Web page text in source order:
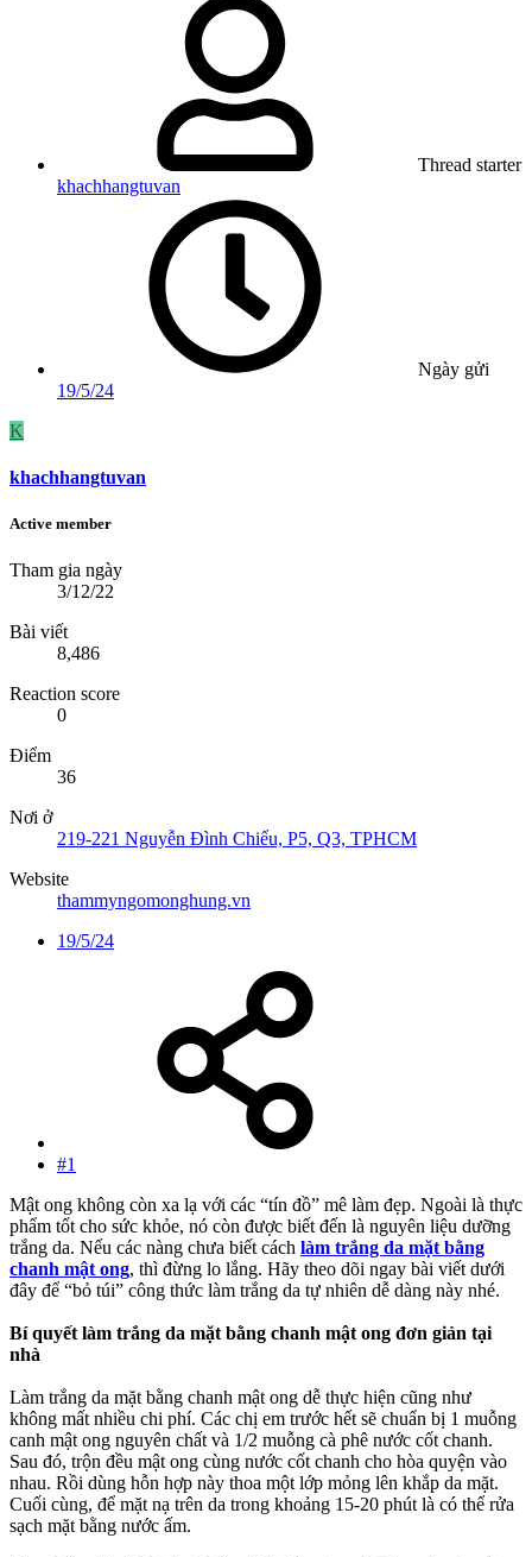
Thread starter
khachhangtuvan
Ngày gửi
19/5/24
K
khachhangtuvan
Active member
Tham gia ngày
3/12/22
Bài viết
8,486
Reaction score
0
Điểm
36
Nơi ở
219-221 Nguyễn Đình Chiểu, P5, Q3, TPHCM
Website
thammyngomonghung.vn
19/5/24
#1
Mật ong không còn xa lạ với các “tín đồ” mê làm đẹp. Ngoài là thực
phẩm tốt cho sức khỏe, nó còn được biết đến là nguyên liệu dưỡng
trắng da. Nếu các nàng chưa biết cách làm trắng da mặt bằng
chanh mật ong, thì đừng lo lắng. Hãy theo dõi ngay bài viết dưới
đây để “bỏ túi” công thức làm trắng da tự nhiên dễ dàng này nhé.
Bí quyết làm trắng da mặt bằng chanh mật ong đơn giản tại
nhà
Làm trắng da mặt bằng chanh mật ong dễ thực hiện cũng như
không mất nhiều chi phí. Các chị em trước hết sẽ chuẩn bị 1 muỗng
canh mật ong nguyên chất và 1/2 muỗng cà phê nước cốt chanh.
Sau đó, trộn đều mật ong cùng nước cốt chanh cho hòa quyện vào
nhau. Rồi dùng hỗn hợp này thoa một lớp mỏng lên khắp da mặt.
Cuối cùng, để mặt nạ trên da trong khoảng 15-20 phút là có thể rửa
sạch mặt bằng nước ấm.